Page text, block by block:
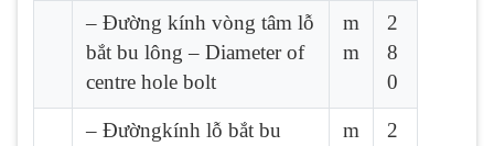
– Đường kính vòng tâm lỗ
bắt bu lông – Diameter of
centre hole bolt
m
m
2
8
0
– Đườngkính lỗ bắt bu
m
2